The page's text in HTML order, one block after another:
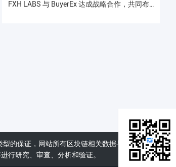
FXH LABS 与 BuyerEx 达成战略合作，共同布局 AI 智能交易新时代
的保证，网站所有区块链相关数据与资料仅供用
行研究、审查、分析和验证。